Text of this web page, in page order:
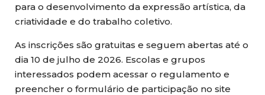
para o desenvolvimento da expressão artística, da
criatividade e do trabalho coletivo.
As inscrições são gratuitas e seguem abertas até o
dia 10 de julho de 2026. Escolas e grupos
interessados podem acessar o regulamento e
preencher o formulário de participação no site